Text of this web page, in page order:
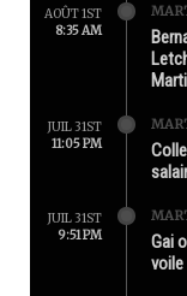
AOÛT 1ST
8:35 AM
JUIL 31ST
11:05 PM
JUIL 31ST
9:51 PM
Gai
voile